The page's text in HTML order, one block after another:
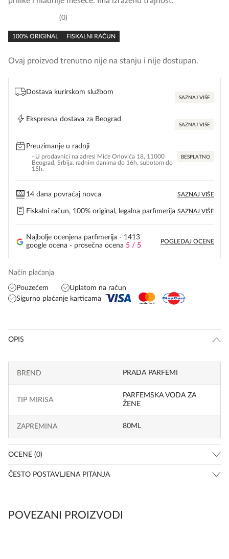
rating
0
100% ORIGINAL FISKALNI RAČUN
Ovaj proizvod trenutno nije na stanju i nije dostupan.
Dostava kurirskom službom
SAZNAJ VIŠE
Ekspresna dostava za Beograd
SAZNAJ VIŠE
Preuzimanje u radnji
- U prodavnici na adresi Miće Orlovića 18, 11000
Beograd, Srbija, radnim danima do 16h, subotom do
15h.
BESPLATNO
14 dana povraćaj novca SAZNAJ VIŠE
Fiskalni račun, 100% original, legalna parfimerija SAZNAJ VIŠE
Najbolje ocenjena parfimerija - 1413
google ocena - prosečna ocena 5 / 5
POGLEDAJ OCENE
Način plaćanja
Pouzećem
Uplatom na račun
Sigurno plaćanje karticama
OPIS
BREND PRADA PARFEMI
TIP MIRISA
PARFEMSKA VODA ZA
ŽENE
ZAPREMINA 80ML
OCENE (0)
ČESTO POSTAVLJENA PITANJA
POVEZANI PROIZVODI